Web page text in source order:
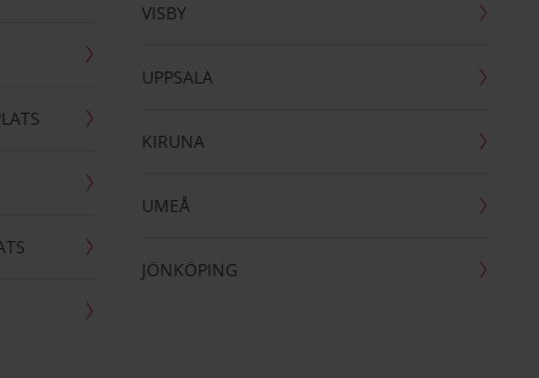
VISBY
UPPSALA
KIRUNA
UMEÅ
JÖNKÖPING